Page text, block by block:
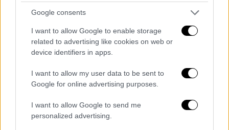
Google consents
I want to allow Google to enable storage
related to advertising like cookies on web or
device identifiers in apps.
I want to allow my user data to be sent to
Google for online advertising purposes.
I want to allow Google to send me
personalized advertising.
WATCH LIVE: NATO's Rutte holds
news conference in wake of Russian
drone incursion
https://t.co/Z2aKwbIq1x
— PBS News (@NewsHour)
September 12, 2025
Σε συναγερμό παραμένει η Πολωνία